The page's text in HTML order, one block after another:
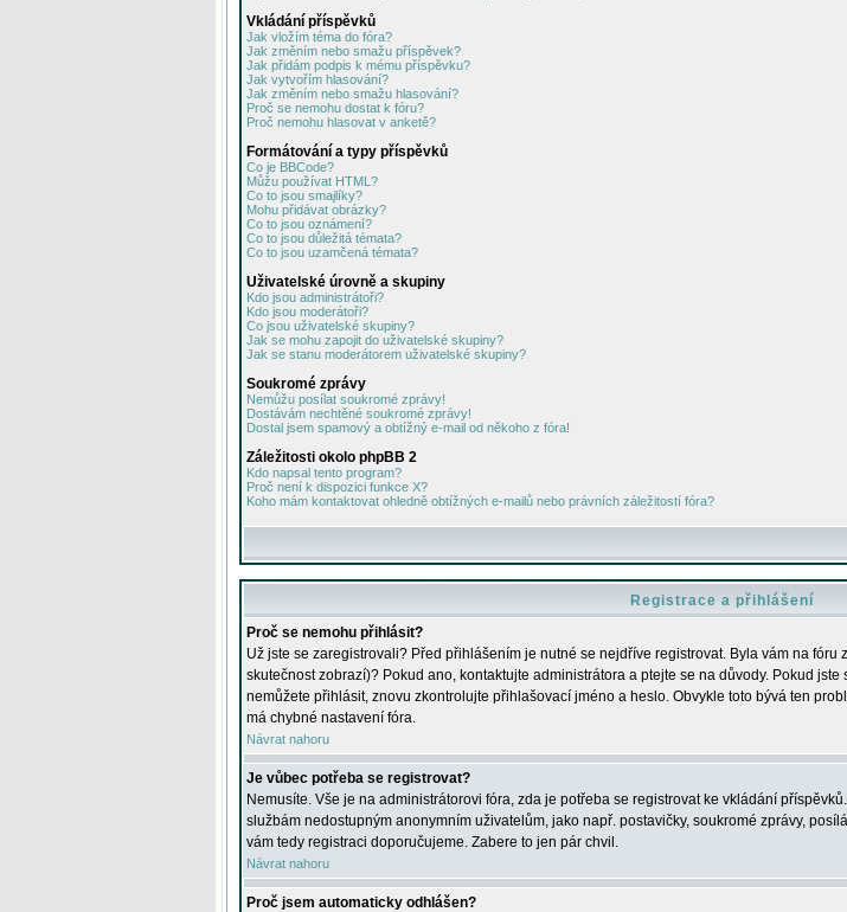
Vkládání příspěvků
Jak vložím téma do fóra?
Jak změním nebo smažu příspěvek?
Jak přidám podpis k mému příspěvku?
Jak vytvořím hlasování?
Jak změním nebo smažu hlasování?
Proč se nemohu dostat k fóru?
Proč nemohu hlasovat v anketě?
Formátování a typy příspěvků
Co je BBCode?
Můžu používat HTML?
Co to jsou smajlíky?
Mohu přidávat obrázky?
Co to jsou oznámení?
Co to jsou důležitá témata?
Co to jsou uzamčená témata?
Uživatelské úrovně a skupiny
Kdo jsou administrátoři?
Kdo jsou moderátoři?
Co jsou uživatelské skupiny?
Jak se mohu zapojit do uživatelské skupiny?
Jak se stanu moderátorem uživatelské skupiny?
Soukromé zprávy
Nemůžu posílat soukromé zprávy!
Dostávám nechtěné soukromé zprávy!
Dostal jsem spamový a obtížný e-mail od někoho z fóra!
Záležitosti okolo phpBB 2
Kdo napsal tento program?
Proč není k dispozici funkce X?
Koho mám kontaktovat ohledně obtížných e-mailů nebo právních záležitostí fóra?
Registrace a přihlášení
Proč se nemohu přihlásit?
Už jste se zaregistrovali? Před přihlášením je nutné se nejdříve registrovat. Byla vám na fóru
skutečnost zobrazí)? Pokud ano, kontaktujte administrátora a ptejte se na důvody. Pokud
nemůžete přihlásit, znovu zkontrolujte přihlašovací jméno a heslo. Obvykle toto bývá ten
má chybné nastavení fóra.
Návrat nahoru
Je vůbec potřeba se registrovat?
Nemusíte. Vše je na administrátorovi fóra, zda je potřeba se registrovat ke vkládání
službám nedostupným anonymním uživatelům, jako např. postavičky, soukromé zprávy,
vám tedy registraci doporučujeme. Zabere to jen pár chvil.
Návrat nahoru
Proč jsem automaticky odhlášen?